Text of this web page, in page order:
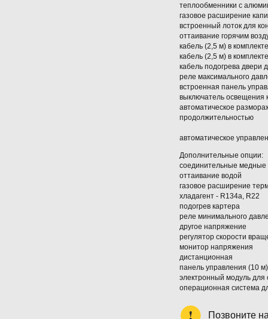
теплообменники с
газовое расширение
встроенный лоток для
оттаивание горячим
кабель (2,5 м) в
кабель (2,5 м) в
кабель подогрева двери
реле максимального
встроенная панель
выключатель освещения
автоматическое
продолжительностью
автоматическое
Дополнительные опции:
соединительные медные
оттаивание водой
газовое расширение
хладагент - R134а, R22
подогрев картера
реле минимального
другое напряжение
регулятор скорости
монитор напряжения
дистанционная
панель управления (10
электронный модуль
операционная система
Позвоните